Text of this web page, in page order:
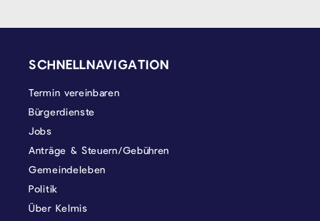
SCHNELLNAVIGATION
Termin vereinbaren
Bürgerdienste
Jobs
Anträge & Steuern/Gebühren
Gemeindeleben
Politik
Über Kelmis